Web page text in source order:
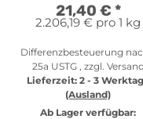
21,40 € *
2.206,19 € pro 1 kg
Differenzbesteuerung
25a USTG , zzgl. Versand
Lieferzeit: 2 - 3
(Ausland)
Ab Lager verfügbar: